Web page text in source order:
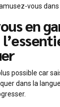
vous dans
en
possible car
dans la